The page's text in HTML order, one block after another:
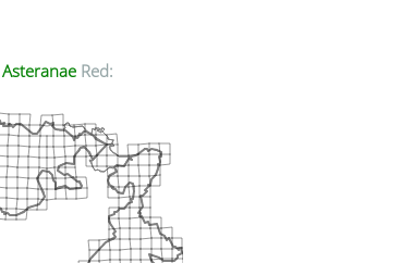
Asteranae Red: